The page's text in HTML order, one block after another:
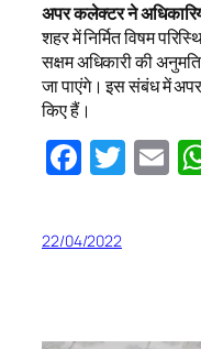
अपर कलेक्टर ने
शहर में निर्मित विषम
सक्षम अधिकारी की
जा पाएंगे। इस संबंध में
किए हैं।
22/04/2022